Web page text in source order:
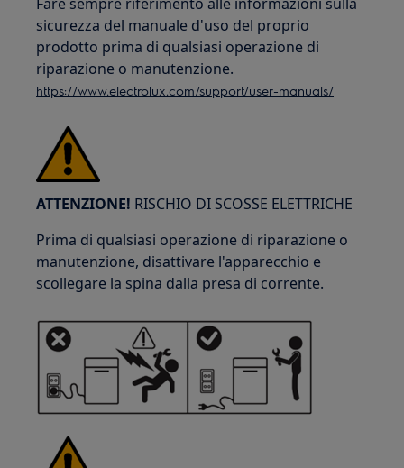
sicurezza del manuale d'uso del proprio
prodotto prima di qualsiasi operazione di
riparazione o manutenzione.
https://www.electrolux.com/support/user-manuals/
ATTENZIONE! RISCHIO DI SCOSSE ELETTRICHE
Prima di qualsiasi operazione di riparazione o
manutenzione, disattivare l'apparecchio e
scollegare la spina dalla presa di corrente.